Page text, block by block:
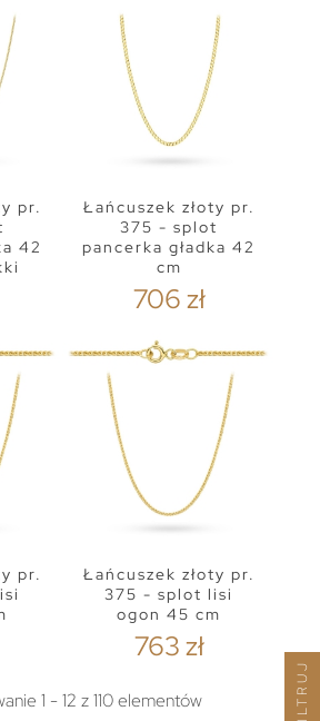
pr.
42
Łańcuszek złoty pr.
375 - splot
pancerka gładka 42
cm
706 zł
pr.
Łańcuszek złoty pr.
375 - splot lisi
ogon 45 cm
763 zł
1 - 12 z 110 elementów FILTRUJ